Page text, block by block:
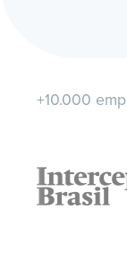
+10.000